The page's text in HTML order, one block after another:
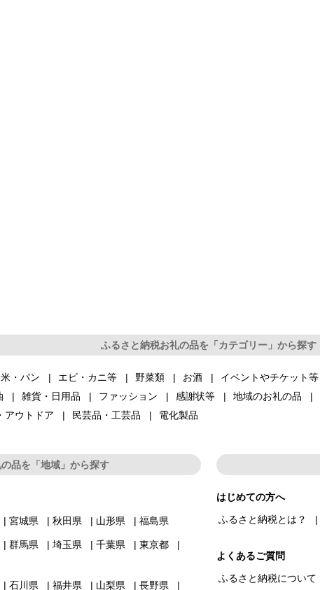
ふるさと納税お礼の品を「カテゴリー」から探す
米・パン エビ・カニ等 野菜類 お酒 イベントやチケット等
雑貨・日用品 ファッション 感謝状等 地域のお礼の品
アウトドア 民芸品・工芸品 電化製品
品を「地域」から探す
宮城県 秋田県 山形県 福島県
群馬県 埼玉県 千葉県
東京都
石川県 福井県 山梨県 長野県
はじめての方へ
ふるさと納税とは？
よくあるご質問
ふるさと納税について